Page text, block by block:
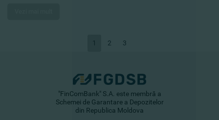
1 2 3
"FinComBank" S.A. este membră a
Schemei de Garantare a Depozitelor
din Republica Moldova